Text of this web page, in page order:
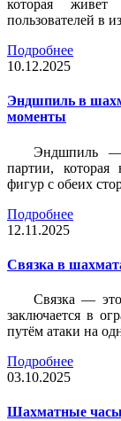
которая
пользователей в
Подробнее
10.12.2025
Эндшпиль в
моменты
Эндшпиль —
партии, которая
фигур с обеих
Подробнее
12.11.2025
Связка в
Связка —
заключается в
путём атаки на
Подробнее
03.10.2025
Шахматные